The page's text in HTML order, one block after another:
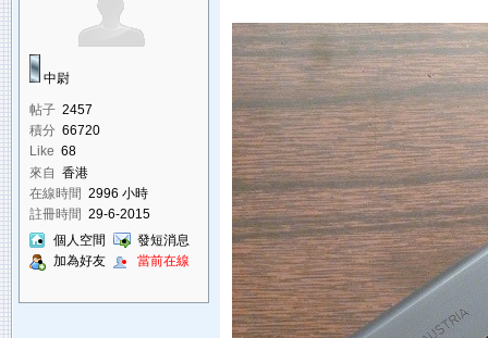
中尉
帖子 2457
積分 66720
Like 68
來自 香港
在線時間 2996 小時
註冊時間 29-6-2015
個人空間
發短消息
加為好友
當前在線